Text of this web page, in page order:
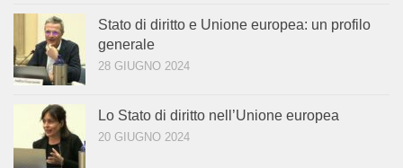
Stato di diritto e Unione europea: un profilo
generale
28 GIUGNO 2024
Lo Stato di diritto nell’Unione europea
20 GIUGNO 2024